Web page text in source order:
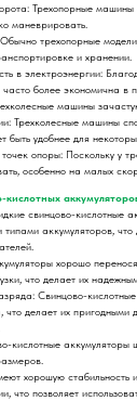
Трехопорные машины
маневрировать.
трехопорные
и хранении.
в электроэнергии:
часто более экономична в
машины
Трехколесные машины
быть удобнее для
опоры: Поскольку у
особенно на малых
свинцово-кислотные
аккумуляторов, что
хорошо
что делает их
Свинцово-кислотные
что делает их пригодными
кислотные
хорошую стабильность
что позволяет